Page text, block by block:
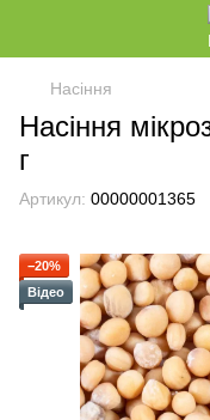
Насіння
Насіння
г
Артикул: 00000001365
−20%
Відео